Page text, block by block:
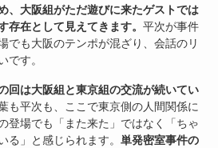
、大阪組がただ遊びに来たゲストでは
存在として見えてきます。 平次が事件
でも大阪のテンポが混ざり、会話のリ
です。
回は大阪組と東京組の交流が続いてい
も平次も、ここで東京側の人間関係に
登場でも「また来た」ではなく「ちゃ
る」と感じられます。 単発密室事件の